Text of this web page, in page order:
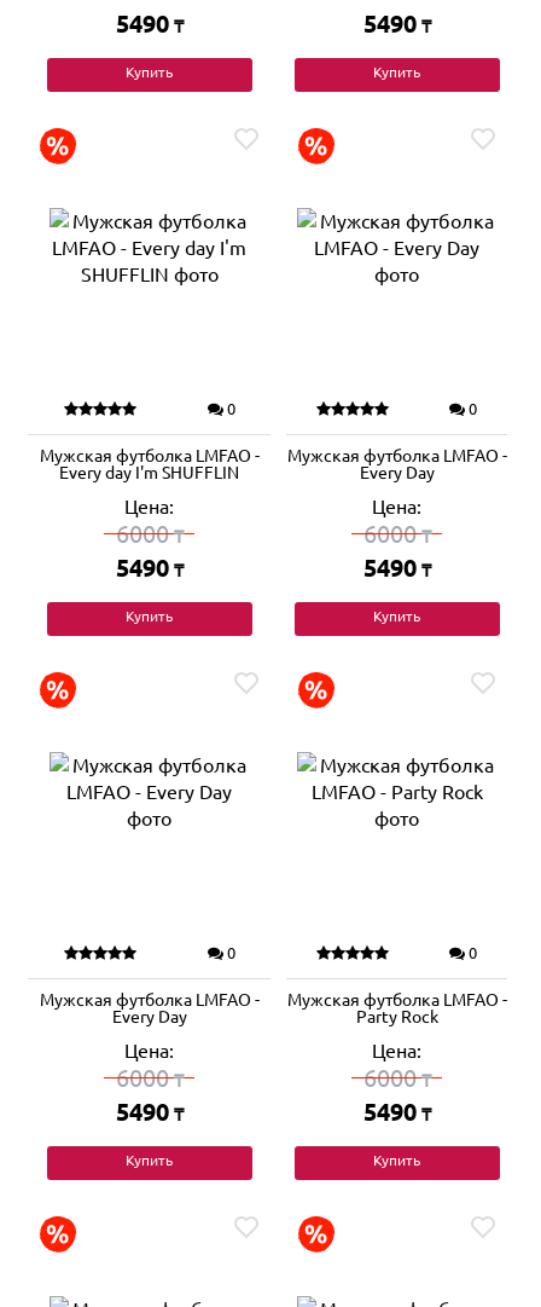
5490 ₸
Купить
5490 ₸
Купить
0
Мужская футболка LMFAO -
Every day I'm SHUFFLIN
Цена:
6000₸
5490 ₸
Купить
0
Мужская футболка LMFAO -
Every Day
Цена:
6000₸
5490 ₸
Купить
0
Мужская футболка LMFAO -
Every Day
Цена:
6000₸
5490 ₸
Купить
0
Мужская футболка LMFAO -
Party Rock
Цена:
6000₸
5490 ₸
Купить